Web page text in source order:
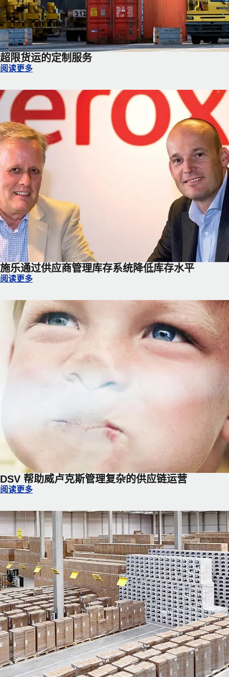
超限货运的定制服务
超限货运的定制服务
阅读更多
施乐通过供应商管理库存系统降低库存水平
施乐通过供应商管理库存系统降低库存水平
阅读更多
DSV 帮助威卢克斯管理复杂的供应链运营
DSV 帮助威卢克斯管理复杂的供应链运营
阅读更多